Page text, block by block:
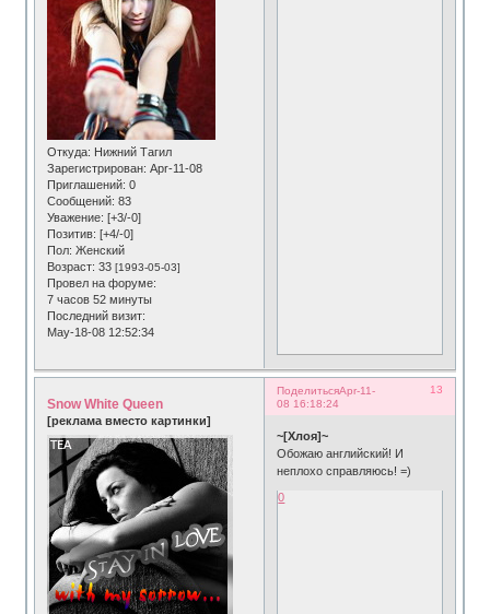
Откуда: Нижний Тагил
Зарегистрирован: Apr-11-08
Приглашений: 0
Сообщений: 83
Уважение: [+3/-0]
Позитив: [+4/-0]
Пол: Женский
Возраст: 33[1993-05-03]
Провел на форуме:
7 часов 52 минуты
Последний визит:
May-18-08 12:52:34
Поделиться 13
Apr-11-
08 16:18:24
Snow White Queen
[реклама вместо картинки]
~[Хлоя]~
Обожаю английский! И
неплохо справляюсь! =)
0